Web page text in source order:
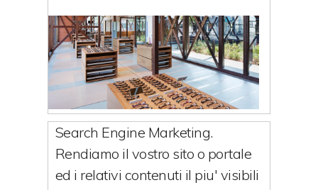
Search Engine Marketing.
Rendiamo il vostro sito o portale
ed i relativi contenuti il piu' visibili